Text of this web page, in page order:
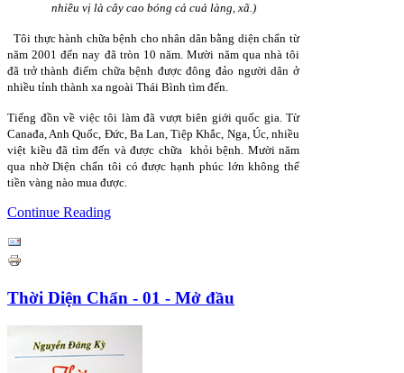
nhiều vị là cây cao bóng cả cuả làng, xã.)
Tôi thực hành chữa bệnh cho nhân dân bằng diện chẩn từ
năm 2001 đến nay đã tròn 10 năm. Mười năm qua nhà tôi
đã trở thành điểm chữa bệnh được đông đảo người dân ở
nhiều tỉnh thành xa ngoài Thái Bình tìm đến.
Tiếng đồn về việc tôi làm đã vượt biên giới quốc gia. Từ
Canađa, Anh Quốc, Đức, Ba Lan, Tiệp Khắc, Nga, Úc, nhiều
việt kiều đã tìm đến và được chữa khỏi bệnh. Mười năm
qua nhờ Diện chẩn tôi có được hạnh phúc lớn không thể
tiền vàng nào mua được.
Continue Reading
Thời Diện Chẩn - 01 - Mở đầu